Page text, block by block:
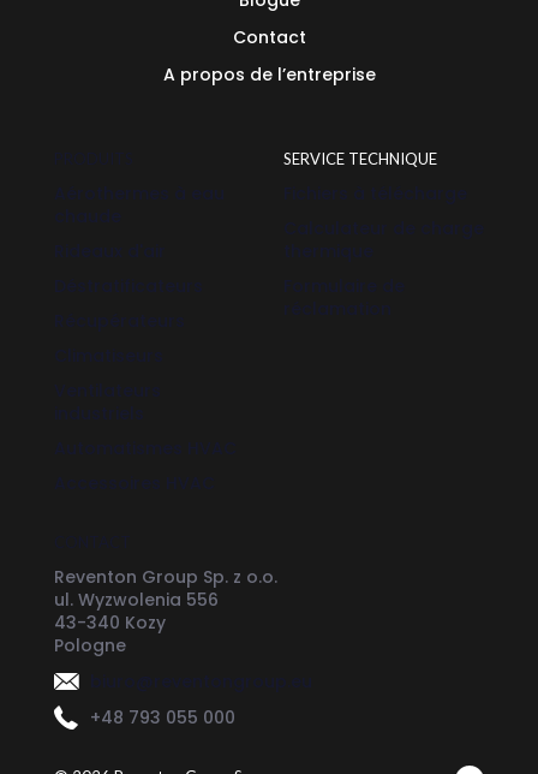
Contact
A propos de l’entreprise
SERVICE TECHNIQUE
Reventon Group Sp. z o.o.
ul. Wyzwolenia 556
43-340 Kozy
Pologne
+48 793 055 000